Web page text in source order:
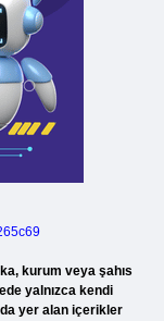
kurum veya şahıs
yalnızca kendi
yer alan içerikler